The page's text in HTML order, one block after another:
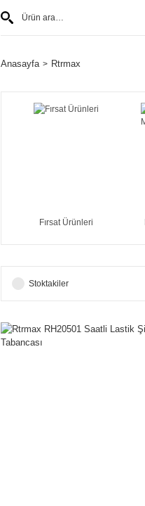
Anasayfa Rtrmax
Fırsat Ürünleri
Stoktakiler